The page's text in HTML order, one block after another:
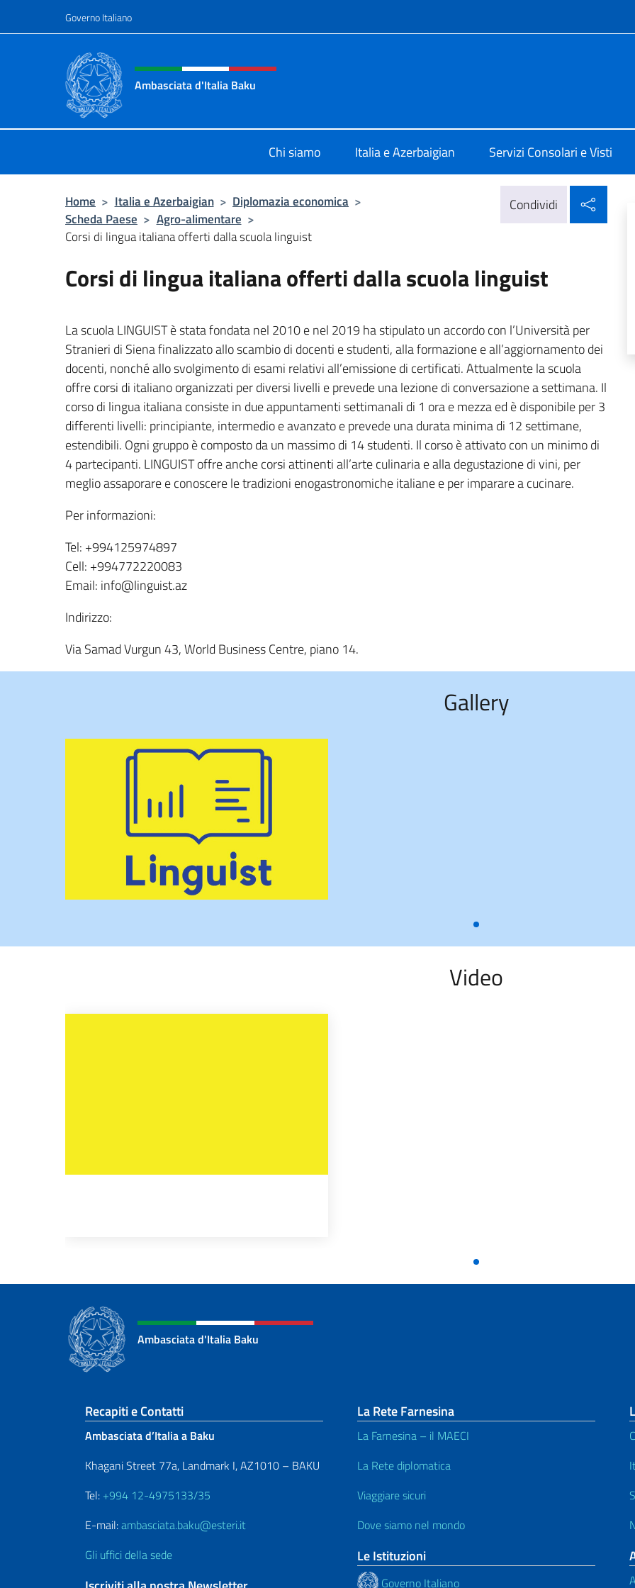
Governo Italiano
Intestazione sito, social e menù
Ambasciata d'Italia Baku
Chi siamo Italia e Azerbaigian Servizi Consolari e Visti
Home > Italia e Azerbaigian > Diplomazia economica >
Scheda Paese > Agro-alimentare >
Corsi di lingua italiana offerti dalla scuola linguist
Condividi
Corsi di lingua italiana offerti dalla scuola linguist
La scuola LINGUIST è stata fondata nel 2010 e nel 2019 ha stipulato un accordo con l’Università per
Stranieri di Siena finalizzato allo scambio di docenti e studenti, alla formazione e all’aggiornamento dei
docenti, nonché allo svolgimento di esami relativi all’emissione di certificati. Attualmente la scuola
offre corsi di italiano organizzati per diversi livelli e prevede una lezione di conversazione a settimana. Il
corso di lingua italiana consiste in due appuntamenti settimanali di 1 ora e mezza ed è disponibile per 3
differenti livelli: principiante, intermedio e avanzato e prevede una durata minima di 12 settimane,
estendibili. Ogni gruppo è composto da un massimo di 14 studenti. Il corso è attivato con un minimo di
4 partecipanti. LINGUIST offre anche corsi attinenti all’arte culinaria e alla degustazione di vini, per
meglio assaporare e conoscere le tradizioni enogastronomiche italiane e per imparare a cucinare.
Per informazioni:
Tel: +994125974897
Cell: +994772220083
Email: info@linguist.az
Indirizzo:
Via Samad Vurgun 43, World Business Centre, piano 14.
Gallery
Video
Ambasciata d'Italia Baku
Sezione footer
Recapiti e Contatti
Ambasciata d’Italia a Baku
Khagani Street 77a, Landmark I, AZ1010 – BAKU
Tel: +994 12-4975133/35
E-mail:ambasciata.baku@esteri.it
Gli uffici della sede
La Rete Farnesina
La Farnesina – il MAECI
La Rete diplomatica
Viaggiare sicuri
Dove siamo nel mondo
Le Istituzioni
Governo Italiano